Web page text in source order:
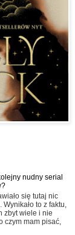
nudny serial
się tutaj nic
to z faktu,
zbyt wiele i nie
czym mam pisać,